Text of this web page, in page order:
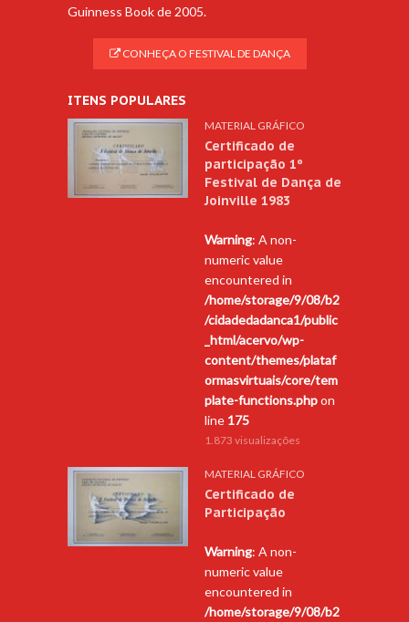
Guinness Book de 2005.
CONHEÇA O FESTIVAL DE DANÇA
ITENS POPULARES
MATERIAL GRÁFICO
Certificado de
participação 1º
Festival de Dança de
Joinville 1983
Warning: A non-
numeric value
encountered in
/home/storage/9/08/b2
/cidadedadanca1/public
_html/acervo/wp-
content/themes/plataf
ormasvirtuais/core/tem
plate-functions.phpon
line 175
1.873 visualizações
MATERIAL GRÁFICO
Certificado de
Participação
Warning: A non-
numeric value
encountered in
/home/storage/9/08/b2